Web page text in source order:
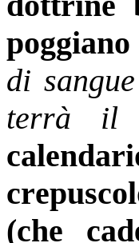
di
terrà il
(che